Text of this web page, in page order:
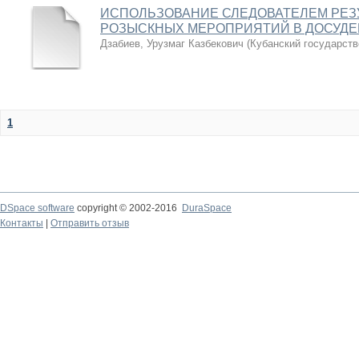
ИСПОЛЬЗОВАНИЕ СЛЕДОВАТЕЛЕМ
РОЗЫСКНЫХ МЕРОПРИЯТИЙ В
Дзабиев, Урузмаг Казбекович (Кубанский
1
DSpace software copyright © 2002-2016
DuraSpace
Контакты
Отправить отзыв